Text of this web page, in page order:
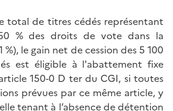
total de titres cédés représentant
% des droits de vote dans la
%), le gain net de cession des 5 100
est éligible à l'abattement fixe
150-0 D ter du CGI, si toutes
prévues par ce même article, y
tenant à l’absence de détention